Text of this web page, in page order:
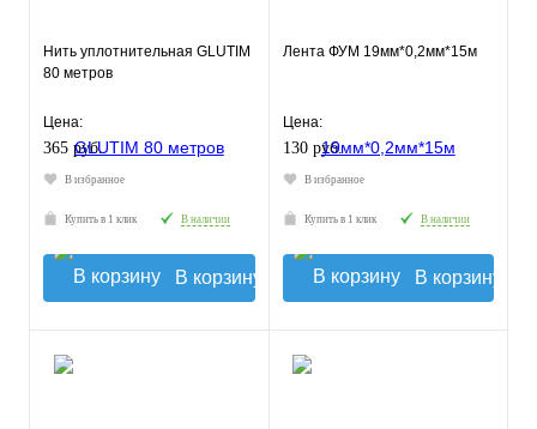
Нить уплотнительная GLUTIM
80 метров
Цена:
365 руб.
В избранное
Купить в 1 клик В наличии
В корзину
Лента ФУМ 19мм*0,2мм*15м
Цена:
130 руб.
В избранное
Купить в 1 клик В наличии
В корзину